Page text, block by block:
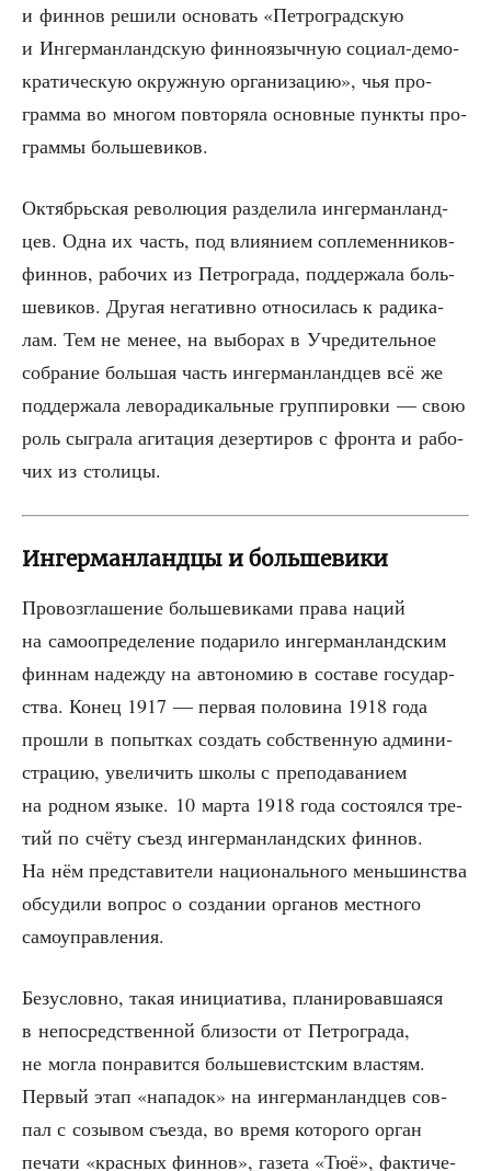
и фин­нов реши­ли осно­вать «Пет­ро­град­скую
и Ингер­ман­ланд­скую фин­но­языч­ную соци­ал-демо­
кра­ти­че­скую окруж­ную орга­ни­за­цию», чья про­
грам­ма во мно­гом повто­ря­ла основ­ные пунк­ты про­
грам­мы большевиков.
Октябрь­ская рево­лю­ция раз­де­ли­ла ингер­ман­ланд­
цев. Одна их часть, под вли­я­ни­ем сопле­мен­ни­ков-
фин­нов, рабо­чих из Пет­ро­гра­да, под­дер­жа­ла боль­
ше­ви­ков. Дру­гая нега­тив­но отно­си­лась к ради­ка­
лам. Тем не менее, на выбо­рах в Учре­ди­тель­ное
собра­ние боль­шая часть ингер­ман­ланд­цев всё же
под­дер­жа­ла лево­ра­ди­каль­ные груп­пи­ров­ки — свою
роль сыг­ра­ла аги­та­ция дезер­ти­ров с фрон­та и рабо­
чих из столицы.
Ингерманландцы и большевики
Про­воз­гла­ше­ние боль­ше­ви­ка­ми пра­ва наций
на само­опре­де­ле­ние пода­ри­ло ингер­ман­ланд­ским
фин­нам надеж­ду на авто­но­мию в соста­ве госу­дар­
ства. Конец 1917 — пер­вая поло­ви­на 1918 года
про­шли в попыт­ках создать соб­ствен­ную адми­ни­
стра­цию, уве­ли­чить шко­лы с пре­по­да­ва­ни­ем
на род­ном язы­ке. 10 мар­та 1918 года состо­ял­ся тре­
тий по счё­ту съезд ингер­ман­ланд­ских фин­нов.
На нём пред­ста­ви­те­ли наци­о­наль­но­го мень­шин­ства
обсу­ди­ли вопрос о созда­нии орга­нов мест­но­го
самоуправления.
Без­услов­но, такая ини­ци­а­ти­ва, пла­ни­ро­вав­ша­я­ся
в непо­сред­ствен­ной бли­зо­сти от Пет­ро­гра­да,
не мог­ла понра­вит­ся боль­ше­вист­ским вла­стям.
Пер­вый этап «напа­док» на ингер­ман­ланд­цев сов­
пал с созы­вом съез­да, во вре­мя кото­ро­го орган
печа­ти «крас­ных фин­нов», газе­та «Тюё», фак­ти­че­